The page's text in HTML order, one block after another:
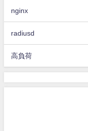
nginx
radiusd
高負荷